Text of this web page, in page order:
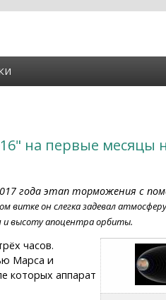
на первые месяцы
года этап торможения с
витке он слегка задевал
и высоту апоцентра орбиты.
часов.
Марса и
которых аппарат